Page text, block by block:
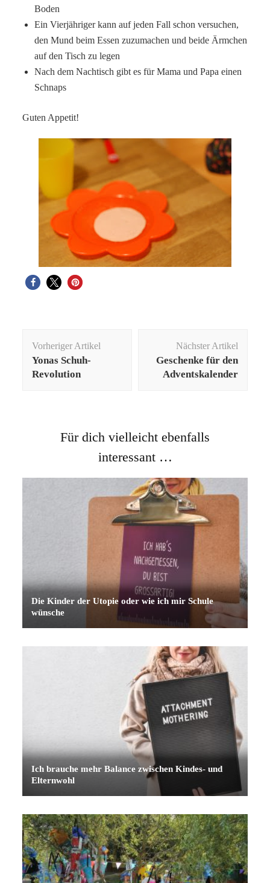
Boden
Ein Vierjähriger kann auf jeden Fall schon versuchen,
den Mund beim Essen zuzumachen und beide Ärmchen
auf den Tisch zu legen
Nach dem Nachtisch gibt es für Mama und Papa einen
Schnaps
Guten Appetit!
Vorheriger Artikel
Yonas Schuh-
Revolution
Nächster Artikel
Geschenke für den
Adventskalender
Für dich vielleicht ebenfalls
interessant …
Die Kinder der Utopie oder wie ich mir Schule
wünsche
Ich brauche mehr Balance zwischen Kindes- und
Elternwohl